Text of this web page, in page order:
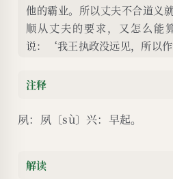
他的霸业。所以丈夫不合道义
顺从丈夫的要求，又怎么能
说：‘我王执政没远见，所以
注释
夙：夙〔sù〕兴：早起。
解读